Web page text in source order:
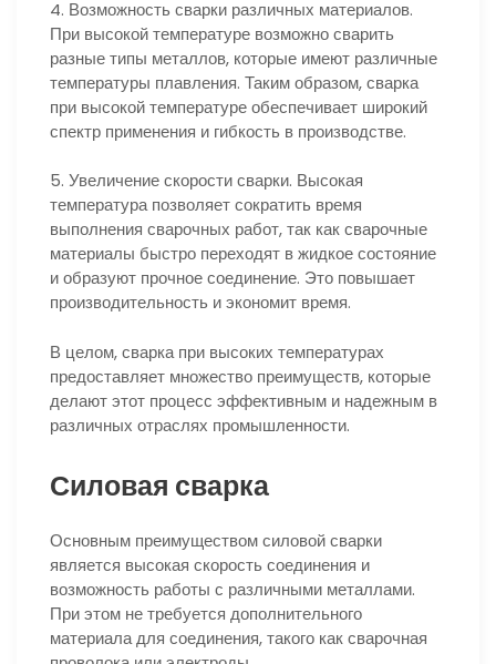
4. Возможность сварки различных материалов.
При высокой температуре возможно сварить
разные типы металлов, которые имеют различные
температуры плавления. Таким образом, сварка
при высокой температуре обеспечивает широкий
спектр применения и гибкость в производстве.
5. Увеличение скорости сварки. Высокая
температура позволяет сократить время
выполнения сварочных работ, так как сварочные
материалы быстро переходят в жидкое состояние
и образуют прочное соединение. Это повышает
производительность и экономит время.
В целом, сварка при высоких температурах
предоставляет множество преимуществ, которые
делают этот процесс эффективным и надежным в
различных отраслях промышленности.
Силовая сварка
Основным преимуществом силовой сварки
является высокая скорость соединения и
возможность работы с различными металлами.
При этом не требуется дополнительного
материала для соединения, такого как сварочная